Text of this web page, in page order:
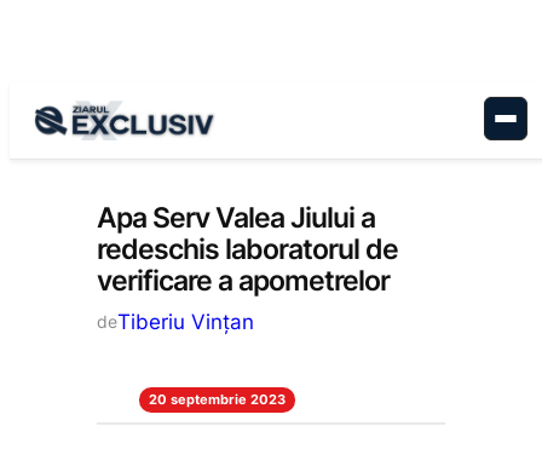
Stiri la zi
Apa Serv Valea Jiului a
redeschis laboratorul de
verificare a apometrelor
deTiberiu Vințan
20 septembrie 2023